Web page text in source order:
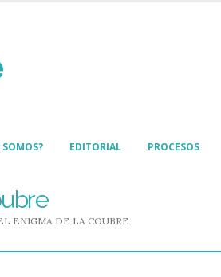
SOMOS? EDITORIAL PROCESOS
ENIGMA DE LA COUBRE